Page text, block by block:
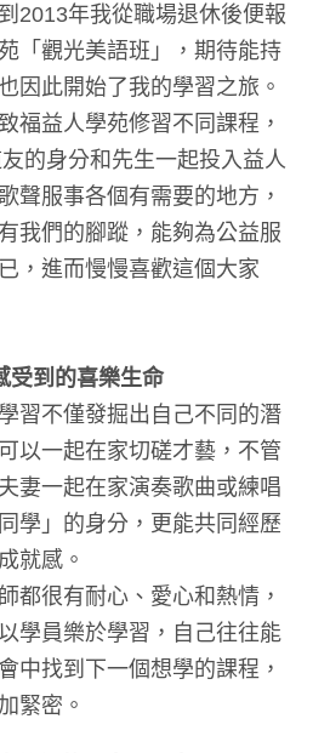
2013年我從職場退休後便報
「觀光美語班」，期待能持
因此開始了我的學習之旅。
福益人學苑修習不同課程，
的身分和先生一起投入益人
聲服事各個有需要的地方，
我們的腳蹤，能夠為公益服
，進而慢慢喜歡這個大家
受到的喜樂生命
習不僅發掘出自己不同的潛
以一起在家切磋才藝，不管
妻一起在家演奏歌曲或練唱
學」的身分，更能共同經歷
就感。
都很有耐心、愛心和熱情，
學員樂於學習，自己往往能
中找到下一個想學的課程，
緊密。